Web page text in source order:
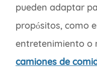
pueden adaptar
propósitos, como
entretenimiento o
camiones de